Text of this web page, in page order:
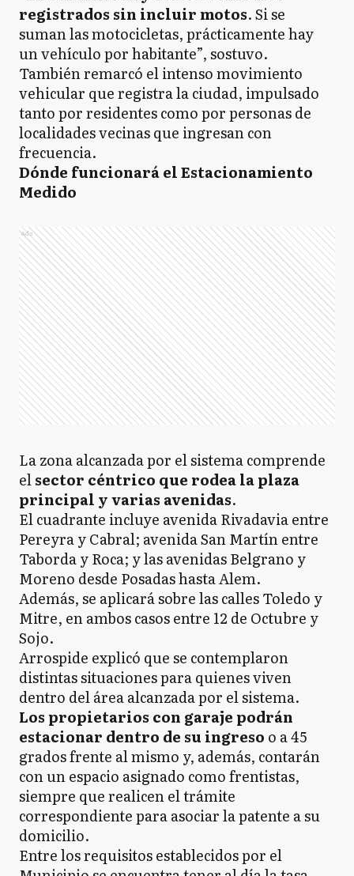
registrados sin incluir motos. Si se
suman las motocicletas, prácticamente hay
un vehículo por habitante”, sostuvo.
También remarcó el intenso movimiento
vehicular que registra la ciudad, impulsado
tanto por residentes como por personas de
localidades vecinas que ingresan con
frecuencia.
Dónde funcionará el Estacionamiento
Medido
Ads
La zona alcanzada por el sistema comprende
elsector céntrico que rodea la plaza
principal y varias avenidas.
El cuadrante incluye avenida Rivadavia entre
Pereyra y Cabral; avenida San Martín entre
Taborda y Roca; y las avenidas Belgrano y
Moreno desde Posadas hasta Alem.
Además, se aplicará sobre las calles Toledo y
Mitre, en ambos casos entre 12 de Octubre y
Sojo.
Arrospide explicó que se contemplaron
distintas situaciones para quienes viven
dentro del área alcanzada por el sistema.
Los propietarios con garaje podrán
estacionar dentro de su ingreso o a 45
grados frente al mismo y, además, contarán
con un espacio asignado como frentistas,
siempre que realicen el trámite
correspondiente para asociar la patente a su
domicilio.
Entre los requisitos establecidos por el